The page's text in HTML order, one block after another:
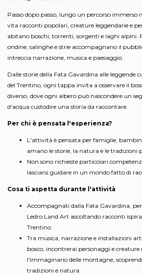
Passo dopo passo, lungo un percorso immerso
vita racconti popolari, creature leggendarie e
abitano boschi, torrenti, sorgenti e laghi alpini.
ondine, salinghe e strie accompagnano il
intreccia narrazione, musica e paesaggio.
Dalle storie della Fata Gavardina alle leggende
del Trentino, ogni tappa invita a osservare il
diverso, dove ogni albero può nascondere un
d'acqua custodire una storia da raccontare.
Per chi è pensata l'esperienza?
L'attività è pensata per famiglie,
amano le storie, la natura e le tradizioni
Non sono richieste particolari
lasciarsi guidare in un mondo fatto di
Cosa ti aspetta durante l'attività
Accompagnati dalla Fata Gavardina,
Ledro Land Art ascoltando racconti
Trentino.
Tra musica, narrazione e installazioni
bosco, incontrerai personaggi e creature
l'immaginario delle montagne,
tradizioni e natura.